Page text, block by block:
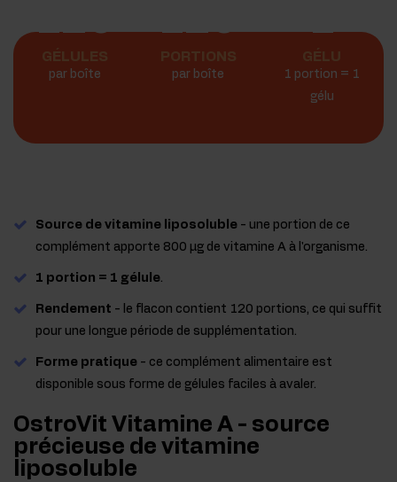
120
GÉLULES
par boîte
120
PORTIONS
par boîte
1
GÉLU
1 portion = 1
gélu
Source de vitamine liposoluble - une portion de ce
complément apporte 800 μg de vitamine A à l'organisme.
1 portion = 1 gélule.
Rendement - le flacon contient 120 portions, ce qui suffit
pour une longue période de supplémentation.
Forme pratique - ce complément alimentaire est
disponible sous forme de gélules faciles à avaler.
OstroVit Vitamine A - source
précieuse de vitamine
liposoluble